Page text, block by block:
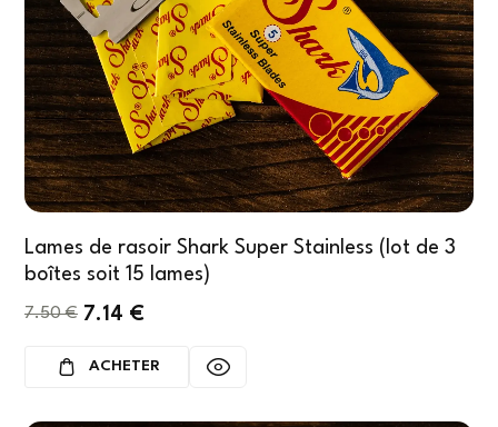
Lames de rasoir Shark Super Stainless (lot de 3
boîtes soit 15 lames)
7.50€ 7.14 €
ACHETER